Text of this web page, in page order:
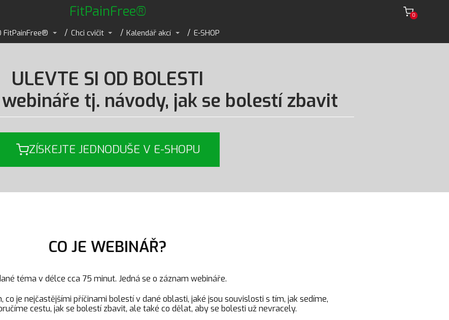
FitPainFree® 0
FitPainFree® Chci cvičit Kalendář akcí E-SHOP
ULEVTE SI OD BOLESTI
tj. návody, jak se bolestí zbavit
ZÍSKEJTE JEDNODUŠE V E-SHOPU
CO JE WEBINÁŘ?
téma v délce cca 75 minut. Jedná se o záznam webináře.
je nejčastějšími příčinami bolestí v dané oblasti, jaké jsou souvislosti s tím, jak sedíme,
cestu, jak se bolestí zbavit, ale také co dělat, aby se bolesti už nevracely.